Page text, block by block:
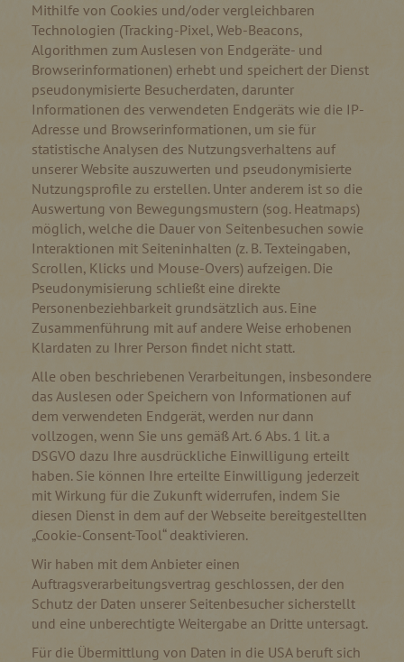
Mithilfe von Cookies und/oder vergleichbaren
Technologien (Tracking-Pixel, Web-Beacons,
Algorithmen zum Auslesen von Endgeräte- und
Browserinformationen) erhebt und speichert der Dienst
pseudonymisierte Besucherdaten, darunter
Informationen des verwendeten Endgeräts wie die IP-
Adresse und Browserinformationen, um sie für
statistische Analysen des Nutzungsverhaltens auf
unserer Website auszuwerten und pseudonymisierte
Nutzungsprofile zu erstellen. Unter anderem ist so die
Auswertung von Bewegungsmustern (sog. Heatmaps)
möglich, welche die Dauer von Seitenbesuchen sowie
Interaktionen mit Seiteninhalten (z. B. Texteingaben,
Scrollen, Klicks und Mouse-Overs) aufzeigen. Die
Pseudonymisierung schließt eine direkte
Personenbeziehbarkeit grundsätzlich aus. Eine
Zusammenführung mit auf andere Weise erhobenen
Klardaten zu Ihrer Person findet nicht statt.
Alle oben beschriebenen Verarbeitungen, insbesondere
das Auslesen oder Speichern von Informationen auf
dem verwendeten Endgerät, werden nur dann
vollzogen, wenn Sie uns gemäß Art. 6 Abs. 1 lit. a
DSGVO dazu Ihre ausdrückliche Einwilligung erteilt
haben. Sie können Ihre erteilte Einwilligung jederzeit
mit Wirkung für die Zukunft widerrufen, indem Sie
diesen Dienst in dem auf der Webseite bereitgestellten
„Cookie-Consent-Tool“ deaktivieren.
Wir haben mit dem Anbieter einen
Auftragsverarbeitungsvertrag geschlossen, der den
Schutz der Daten unserer Seitenbesucher sicherstellt
und eine unberechtigte Weitergabe an Dritte untersagt.
Für die Übermittlung von Daten in die USA beruft sich